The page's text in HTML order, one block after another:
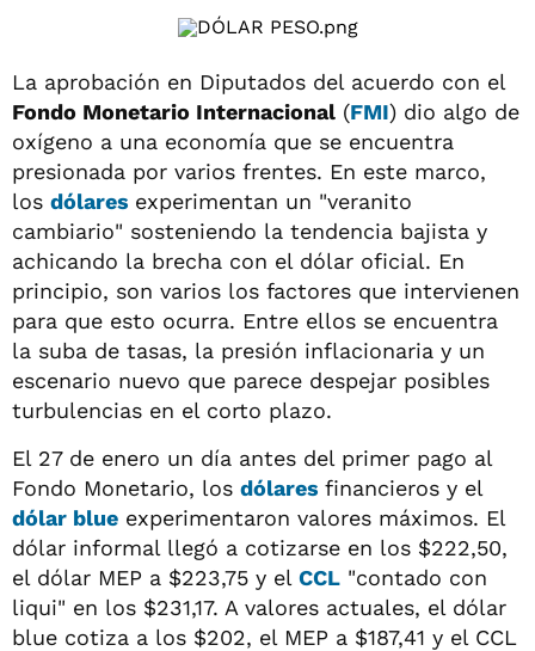
La aprobación en Diputados del acuerdo con el
Fondo Monetario Internacional (FMI) dio algo de
oxígeno a una economía que se encuentra
presionada por varios frentes. En este marco,
los dólares experimentan un "veranito
cambiario" sosteniendo la tendencia bajista y
achicando la brecha con el dólar oficial. En
principio, son varios los factores que intervienen
para que esto ocurra. Entre ellos se encuentra
la suba de tasas, la presión inflacionaria y un
escenario nuevo que parece despejar posibles
turbulencias en el corto plazo.
El 27 de enero un día antes del primer pago al
Fondo Monetario, los dólares financieros y el
dólar blue experimentaron valores máximos. El
dólar informal llegó a cotizarse en los $222,50,
el dólar MEP a $223,75 y el CCL "contado con
liqui" en los $231,17. A valores actuales, el dólar
blue cotiza a los $202, el MEP a $187,41 y el CCL